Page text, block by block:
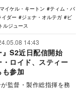
イケル・キートン
ティム・バ
ダー ジェナ・オルテガ
ビ
ルジュース
14:43
』S2近日配信開始
ロイド、スティー
も参加
監督・製作総指揮を務